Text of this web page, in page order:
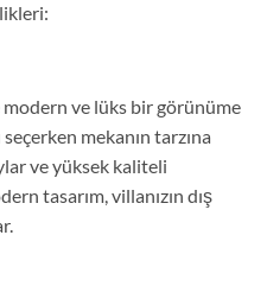
ve lüks bir görünüme
mekanın tarzına
ve yüksek kaliteli
tasarım, villanızın dış